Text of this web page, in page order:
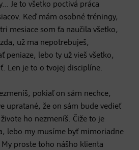
Je to všetko poctivá práca
Keď mám osobné tréningy,
mesiace som ťa naučila všetko,
už ma nepotrebuješ,
peniaze, lebo ty už vieš všetko,
Len je to o tvojej disciplíne.
pokiaľ on sám nechce,
upratané, že on sám bude vedieť
ho nezmeníš. Čiže to je
lebo my musíme byť mimoriadne
proste toho nášho klienta